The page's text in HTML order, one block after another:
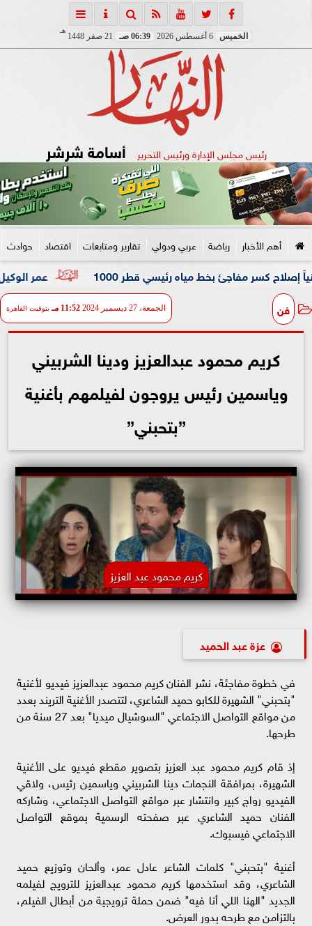
الخميس 06:39 صـ 21 صفر 1448
هـ
رئيس مجلس الإدارة ورئيس التحرير أسامة شرشر
أهم الأخبار رياضة عربي ودولي تقارير ومتابعات اقتصاد حوادث
عمر الوكيل ”بكار” مفاجئ بخط مياه رئيسي قطر 1000
فن الجمعة، 27 ديسمبر 2024 11:52 مـ بتوقيت القاهرة
كريم محمود عبدالعزيز ودينا الشربيني
وياسمين رئيس يروجون لفيلمهم بأغنية
”بتحبني”
كريم محمود عبد العزيز
عزة عبد الحميد
في خطوة مفاجئة، نشر الفنان كريم محمود عبدالعزيز فيديو لأغنية
"بتحبني" الشهيرة للكابو حميد الشاعري، لتتصدر الأغنية التريند بعدد
من مواقع التواصل الاجتماعي "السوشيال ميديا" بعد 27 سنة من
طرحها.
إذ قام كريم محمود عبد العزيز بتصوير مقطع فيديو على الأغنية
الشهيرة، بمرافقة النجمات دينا الشربيني وياسمين رئيس، ولاقي
الفيديو رواج كبير وانتشار عبر مواقع التواصل الاجتماعي، وشاركه
الفنان حميد الشاعري عبر صفحته الرسمية بموقع التواصل
الاجتماعي فيسبوك.
أغنية "بتحبني" كلمات الشاعر عادل عمر، وألحان وتوزيع حميد
الشاعري، وقد استخدمها كريم محمود عبدالعزيز للترويج لفيلمه
الجديد "الهنا اللي أنا فيه" ضمن حملة ترويجية من أبطال الفيلم،
بالتزامن مع طرحه بدور العرض.